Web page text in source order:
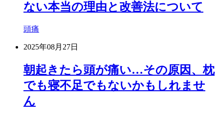
ない本当の理由と改善法について
頭痛
2025年08月27日
朝起きたら頭が痛い…その原因、枕
でも寝不足でもないかもしれませ
ん